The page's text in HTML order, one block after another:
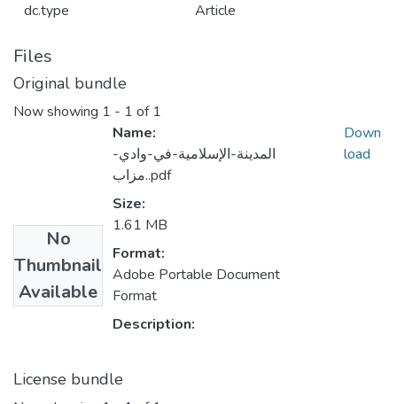
dc.type Article
Files
Original bundle
Now showing 1 - 1 of 1
No
Thumbnail
Available
Name:
المدينة-الإسلامية-في-وادي-
مزاب..pdf
Size:
1.61 MB
Format:
Adobe Portable Document
Format
Description:
Down
load
License bundle